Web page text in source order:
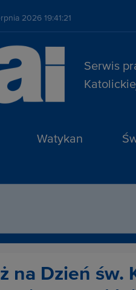
2026 19:41:21
Serwis
Watykan
na Dzień św.